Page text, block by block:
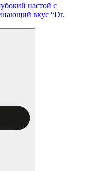
настой с
вкус “Dr.